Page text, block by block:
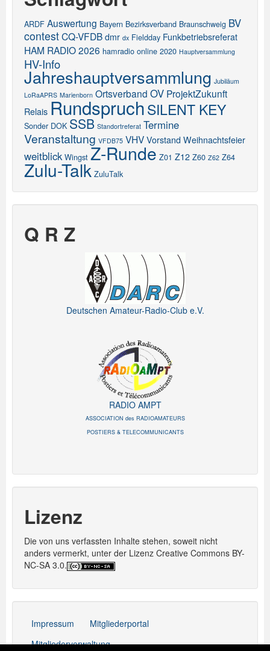
ARDF Auswertung Bayern Bezirksverband Braunschweig BV
contestCQ-VFDB dmr dx Fieldday Funkbetriebsreferat
HAM RADIO 2026 hamradio online 2020 Hauptversammlung
HV-Info
Jahreshauptversammlung Jubiläum
LoRaAPRS Marienborn Ortsverband OV ProjektZukunft
Relais RundspruchSILENT KEY
Sonder DOK SSB Standortreferat Termine
Veranstaltung VFDB75 VHV Vorstand Weihnachtsfeier
weitblick Wingst Z-Runde Z01 Z12 Z60 Z62 Z64
Zulu-Talk ZuluTalk
Q R Z
Deutschen Amateur-Radio-Club e.V.
RADIO AMPT
ASSOCIATION des RADIOAMATEURS
POSTIERS & TELECOMMUNICANTS
Lizenz
Die von uns verfassten Inhalte stehen, soweit nicht
anders vermerkt, unter der Lizenz Creative Commons BY-
NC-SA 3.0.
Impressum
Mitgliederportal
Mitgliederverwaltung